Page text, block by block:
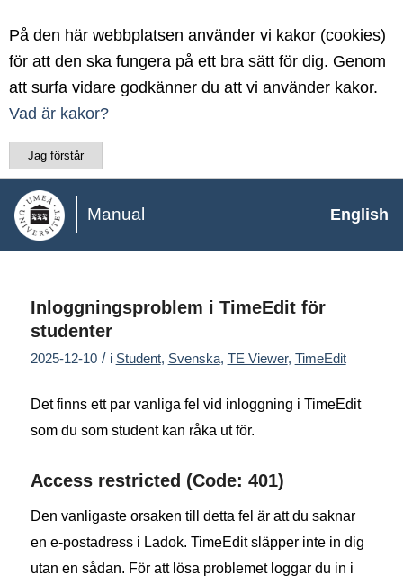
På den här webbplatsen använder vi kakor (cookies)
för att den ska fungera på ett bra sätt för dig. Genom
att surfa vidare godkänner du att vi använder kakor.
Vad är kakor?
Jag förstår
Manual English
Inloggningsproblem i TimeEdit för
studenter
2025-12-10 / i Student, Svenska, TE Viewer, TimeEdit
Det finns ett par vanliga fel vid inloggning i TimeEdit
som du som student kan råka ut för.
Access restricted (Code: 401)
Den vanligaste orsaken till detta fel är att du saknar
en e-postadress i Ladok. TimeEdit släpper inte in dig
utan en sådan. För att lösa problemet loggar du in i